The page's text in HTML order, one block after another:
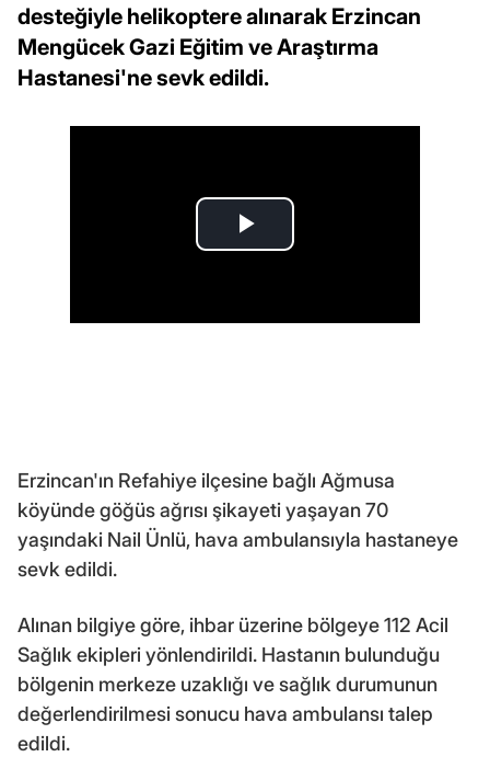
desteğiyle helikoptere alınarak Erzincan
Mengücek Gazi Eğitim ve Araştırma
Hastanesi'ne sevk edildi.
Erzincan'ın Refahiye ilçesine bağlı Ağmusa
köyünde göğüs ağrısı şikayeti yaşayan 70
yaşındaki Nail Ünlü, hava ambulansıyla hastaneye
sevk edildi.
Alınan bilgiye göre, ihbar üzerine bölgeye 112 Acil
Sağlık ekipleri yönlendirildi. Hastanın bulunduğu
bölgenin merkeze uzaklığı ve sağlık durumunun
değerlendirilmesi sonucu hava ambulansı talep
edildi.